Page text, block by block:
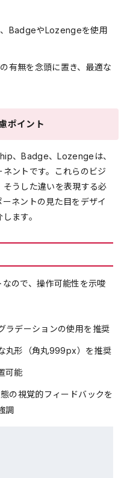
BadgeやLozengeを使用
有無を念頭に置き、最適な
ポイント
、Badge、Lozengeは、
ントです。これらのビジ
うした違いを表現する必
ネントの見た目をデザイ
ます。
ので、操作可能性を示唆
ラデーションの使用を推奨
丸形（角丸999px）を推奨
可能
の視覚的フィードバックを
調